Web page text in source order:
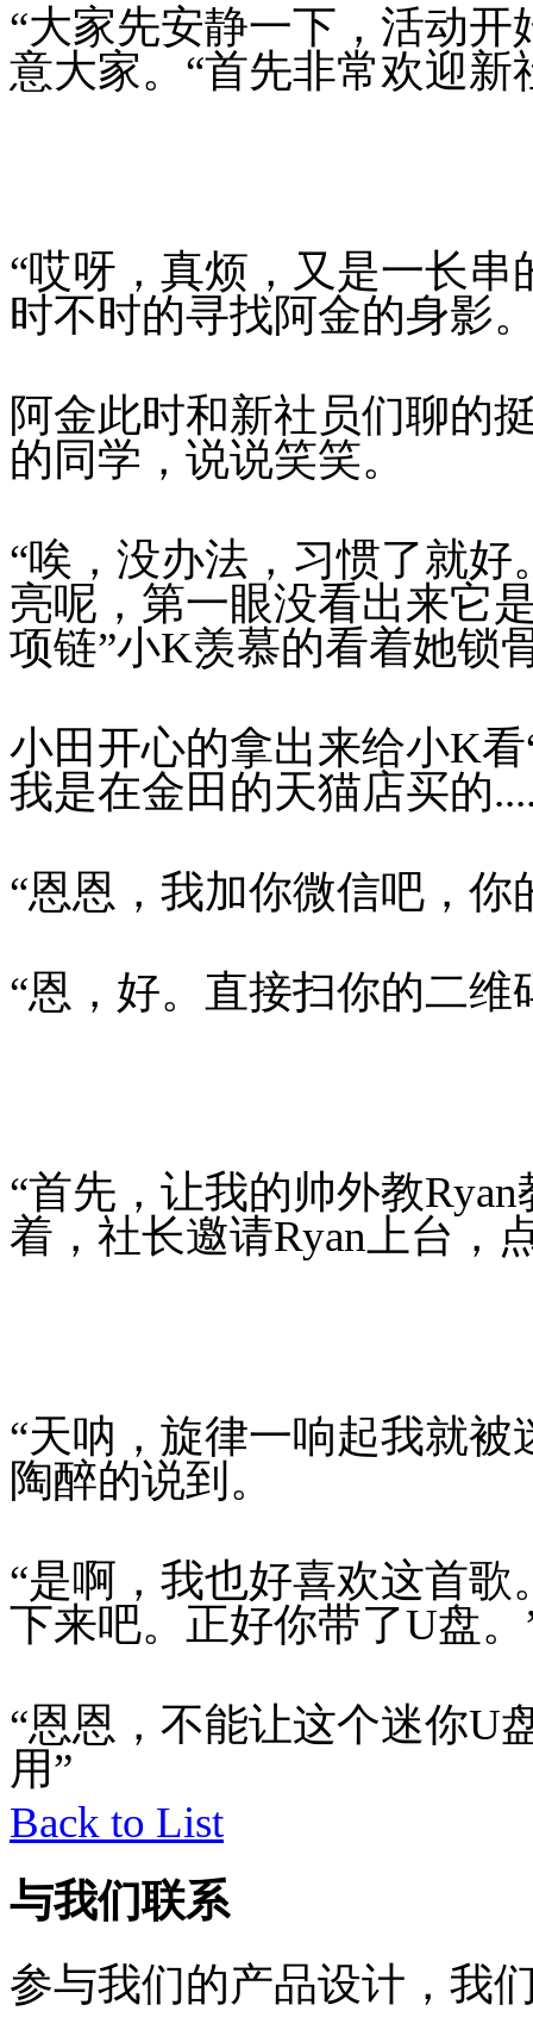
“大家先安静一下，活动
意大家。“首先非常欢迎新
“哎呀，真烦，又是一长
时不时的寻找阿金的身影
阿金此时和新社员们聊的
的同学，说说笑笑。
“唉，没办法，习惯了就
亮呢，第一眼没看出来它
项链”小K羡慕的看着她锁
小田开心的拿出来给小K
我是在金田的天猫店买的
“恩恩，我加你微信吧，
“恩，好。直接扫你的二维
“首先，让我的帅外教
着，社长邀请Ryan上台，
“天呐，旋律一响起我就
陶醉的说到。
“是啊，我也好喜欢这首
下来吧。正好你带了U盘。
“恩恩，不能让这个迷你U
用”
Back to List
与我们联系
参与我们的产品设计，我